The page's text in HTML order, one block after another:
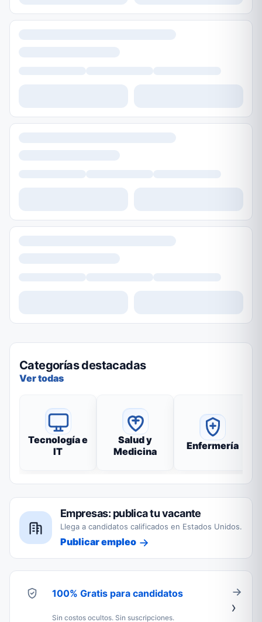
Categorías destacadas
Ver todas
Tecnología e
IT
Salud y
Medicina
Enfermería
Empresas: publica tu vacante
Llega a candidatos calificados en Estados Unidos.
Publicar empleo
100% Gratis para candidatos
Sin costos ocultos. Sin suscripciones.